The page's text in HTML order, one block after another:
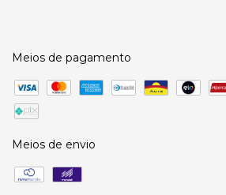
Meios de pagamento
Meios de envio